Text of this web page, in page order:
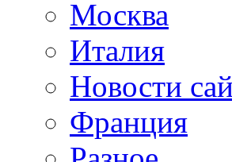
Москва
Италия
Новости
Франция